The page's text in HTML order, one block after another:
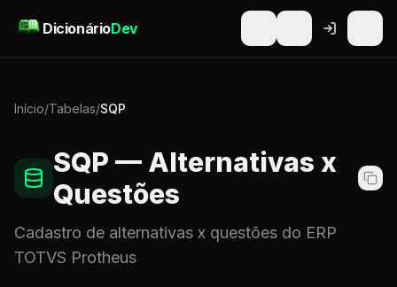
DicionárioDev
Início/Tabelas/SQP
SQP — Alternativas x
Questões
Cadastro de alternativas x questões do ERP
TOTVS Protheus